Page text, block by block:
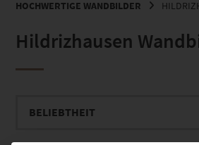
HOCHWERTIGE WANDBILDER
Hildrizhausen